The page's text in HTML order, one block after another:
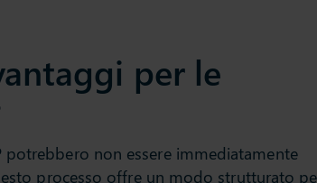
per le
non essere immediatamente
processo offre un modo strutturato